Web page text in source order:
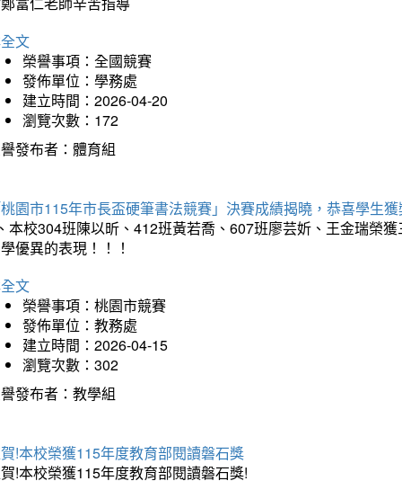
文
榮譽事項：全國競賽
發佈單位：學務處
建立時間：2026-04-20
瀏覽次數：172
發布者：體育組
園市115年市長盃硬筆書法競賽」決賽成績揭曉，恭喜學生
本校304班陳以昕、412班黃若喬、607班廖芸妡、王金瑞榮
優異的表現！！！
文
榮譽事項：桃園市競賽
發佈單位：教務處
建立時間：2026-04-15
瀏覽次數：302
發布者：教學組
!本校榮獲115年度教育部閱讀磐石獎
!本校榮獲115年度教育部閱讀磐石獎!